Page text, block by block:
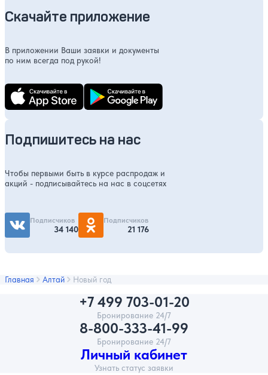
Скачайте приложение
В приложении Ваши заявки и документы
по ним всегда под рукой!
Подпишитесь на нас
Чтобы первыми быть в курсе распродаж и
акций - подписывайтесь на нас в соцсетях
Подписчиков
34 140
Подписчиков
21 176
Главная Алтай Новый год
+7 499 703-01-20
Бронирование 24/7
8-800-333-41-99
Бронирование 24/7
Личный кабинет
Узнать статус заявки